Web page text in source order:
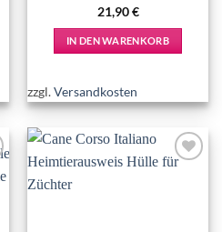
21,90€
IN DEN WARENKORB
zzgl.Versandkosten